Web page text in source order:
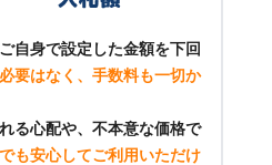
自身で設定した金額を下回
要はなく、手数料も一切か
る心配や、不本意な価格で
も安心してご利用いただけ